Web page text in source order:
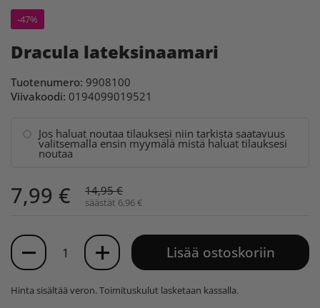
-47%
Dracula lateksinaamari
Tuotenumero: 9908100
Viivakoodi: 0194099019521
Jos haluat noutaa tilauksesi niin tarkista saatavuus
valitsemalla ensin myymälä mistä haluat tilauksesi
noutaa
7,99 € 14,95 €
säästät 6,96 €
Määrä
Lisää ostoskoriin
Hinta sisältää veron.Toimituskulut lasketaan kassalla.